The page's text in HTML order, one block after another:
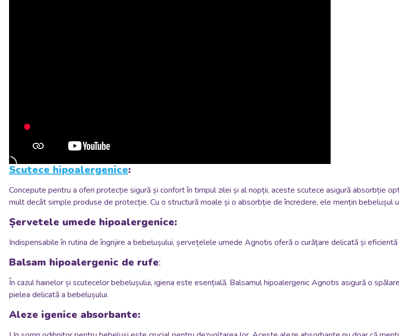
Scutece hipoalergenice:
Concepute pentru a oferi protecție sigură și confort în timpul zilei și al nopții, aceste scutece asigură absorbție
mult decât simple produse de protecție. Cu o structură moale și o absorbție de încredere, ele mențin bebelușul
Șervetele umede hipoalergenice:
Indispensabile în rutina de îngrijire a bebelușului, șervețelele umede Agnotis oferă o curățare delicată și
Balsam hipoalergenic de rufe:
În cazul hainelor și scutecelor bebelușului, igiena este esențială. Balsamul hipoalergenic Agnotis asigură o
pielea delicată a bebelușului.
Aleze igenice absorbante: